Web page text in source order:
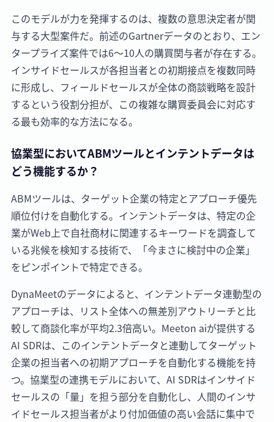
このモデルが力を発揮するのは、複数の意思決定者が関
与する大型案件だ。前述のGartnerデータのとおり、エン
タープライズ案件では6〜10人の購買関与者が存在する。
インサイドセールスが各担当者との初期接点を複数同時
に形成し、フィールドセールスが全体の商談戦略を設計
するという役割分担が、この複雑な購買委員会に対応す
る最も効率的な方法になる。
協業型においてABMツールとインテントデータは
どう機能するか？
ABMツールは、ターゲット企業の特定とアプローチ優先
順位付けを自動化する。インテントデータは、特定の企
業がWeb上で自社商材に関連するキーワードを調査して
いる兆候を検知する技術で、「今まさに検討中の企業」
をピンポイントで特定できる。
DynaMeetのデータによると、インテントデータ連動型の
アプローチは、リスト全体への無差別アウトリーチと比
較して商談化率が平均2.3倍高い。Meeton aiが提供する
AI SDRは、このインテントデータと連動してターゲット
企業の担当者への初期アプローチを自動化する機能を持
つ。協業型の連携モデルにおいて、AI SDRはインサイド
セールスの「量」を担う部分を自動化し、人間のインサ
イドセールス担当者がより付加価値の高い会話に集中で